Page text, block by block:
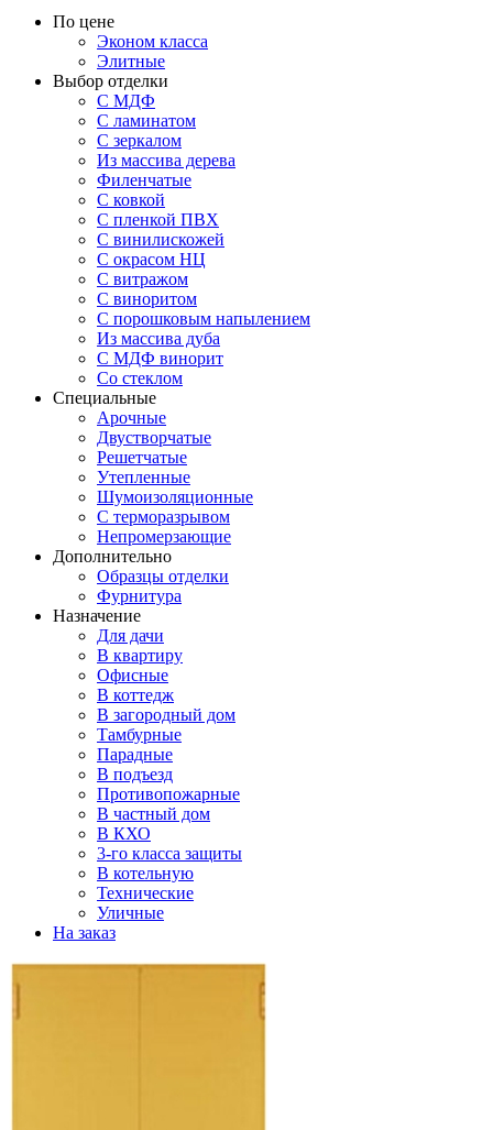
По цене
Эконом класса
Элитные
Выбор отделки
С МДФ
С ламинатом
С зеркалом
Из массива дерева
Филенчатые
С ковкой
С пленкой ПВХ
С винилискожей
С окрасом НЦ
С витражом
С виноритом
С порошковым напылением
Из массива дуба
С МДФ винорит
Со стеклом
Специальные
Арочные
Двустворчатые
Решетчатые
Утепленные
Шумоизоляционные
С терморазрывом
Непромерзающие
Дополнительно
Образцы отделки
Фурнитура
Назначение
Для дачи
В квартиру
Офисные
В коттедж
В загородный дом
Тамбурные
Парадные
В подъезд
Противопожарные
В частный дом
В КХО
3-го класса защиты
В котельную
Технические
Уличные
На заказ